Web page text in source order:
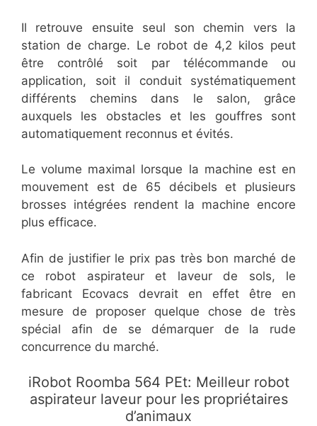
Il retrouve ensuite seul son chemin vers la
station de charge. Le robot de 4,2 kilos peut
être contrôlé soit par télécommande ou
application, soit il conduit systématiquement
différents chemins dans le salon, grâce
auxquels les obstacles et les gouffres sont
automatiquement reconnus et évités.
Le volume maximal lorsque la machine est en
mouvement est de 65 décibels et plusieurs
brosses intégrées rendent la machine encore
plus efficace.
Afin de justifier le prix pas très bon marché de
ce robot aspirateur et laveur de sols, le
fabricant Ecovacs devrait en effet être en
mesure de proposer quelque chose de très
spécial afin de se démarquer de la rude
concurrence du marché.
iRobot Roomba 564 PEt: Meilleur robot
aspirateur laveur pour les propriétaires
d’animaux